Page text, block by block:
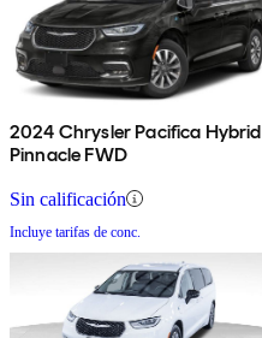
2024 Chrysler Pacifica Hybrid
Pinnacle FWD
Sin calificación
Incluye tarifas de conc.